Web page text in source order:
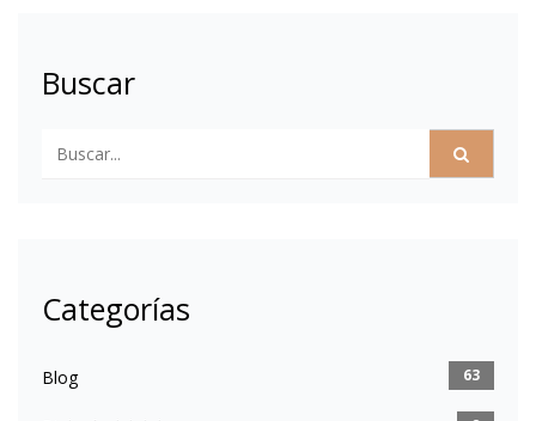
Buscar
Categorías
Blog 63